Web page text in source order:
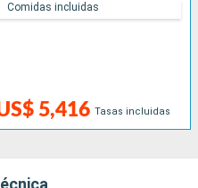
5,416 Tasas incluidas
Comidas incluidas